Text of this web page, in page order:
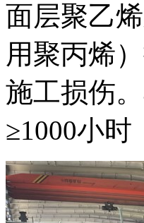
面层聚乙
用聚丙烯
施工损伤
≥1000小